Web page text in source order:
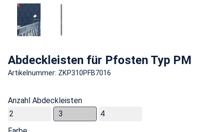
Abdeckleisten für Pfosten Typ PM
Artikelnummer: ZKP310PFB7016
Anzahl Abdeckleisten
2
3
4